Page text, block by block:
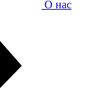
О нас